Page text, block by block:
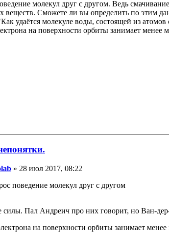
молекул друг с другом. Ведь
Сможете ли вы определить по этим
удаётся молекуле воды, состоящей из
на поверхности орбиты занимает менее
» 28 июл 2017, 08:22
поведение молекул друг с другом
Пал Андреич про них говорит, но Ван-
на поверхности орбиты занимает